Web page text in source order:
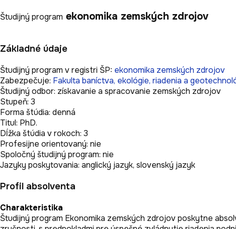
Študijný program ekonomika zemských zdrojov
Základné údaje
Študijný program v registri ŠP: ekonomika zemských zdrojov
Zabezpečuje: Fakulta baníctva, ekológie, riadenia a
Študijný odbor: získavanie a spracovanie zemských zdrojov
Stupeň: 3
Forma štúdia: denná
Titul: PhD.
Dĺžka štúdia v rokoch: 3
Profesijne orientovaný: nie
Spoločný študijný program: nie
Jazyky poskytovania: anglický jazyk, slovenský jazyk
Profil absolventa
Charakteristika
Študijný program Ekonomika zemských zdrojov poskytne